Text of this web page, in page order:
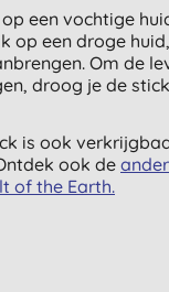
een vochtige
op een droge
Om de
droog je de
is ook
ook de
of the Earth.